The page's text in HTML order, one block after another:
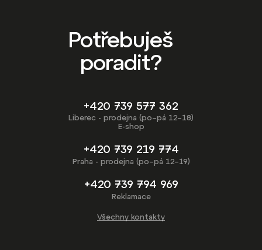
Potřebuješ
poradit?
+420 739 577 362
Liberec - prodejna (po–pá 12–18)
E-shop
+420 739 219 774
Praha - prodejna (po–pá 12–19)
+420 739 794 969
Reklamace
Všechny kontakty